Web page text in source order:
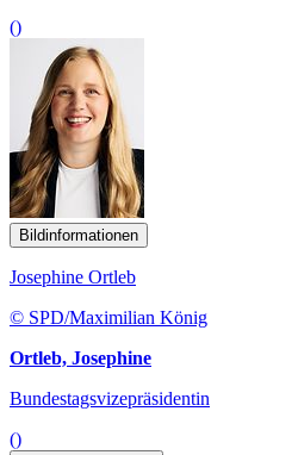
()
Bildinformationen
Josephine Ortleb
© SPD/Maximilian König
Ortleb, Josephine
Bundestagsvizepräsidentin
()